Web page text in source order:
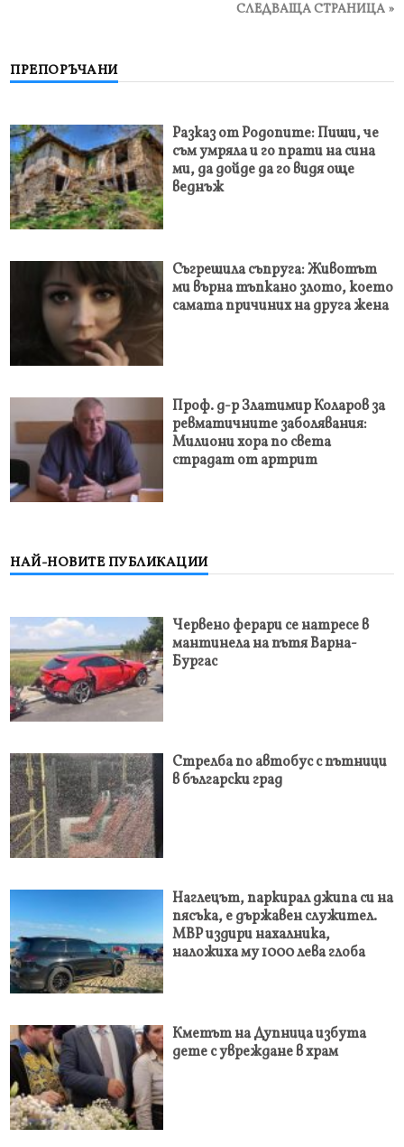
СЛЕДВАЩА СТРАНИЦА »
ПРЕПОРЪЧАНИ
Разказ от Родопите: Пиши, че
съм умряла и го прати на сина
ми, да дойде да го видя още
веднъж
Съгрешила съпруга: Животът
ми върна тъпкано злото, което
самата причиних на друга жена
Проф. д-р Златимир Коларов за
ревматичните заболявания:
Милиони хора по света
страдат от артрит
НАЙ-НОВИТЕ ПУБЛИКАЦИИ
Червено ферари се натресе в
мантинела на пътя Варна-
Бургас
Стрелба по автобус с пътници
в български град
Наглецът, паркирал джипа си на
пясъка, е държавен служител.
МВР издири нахалника,
наложиха му 1000 лева глоба
Кметът на Дупница избута
дете с увреждане в храм